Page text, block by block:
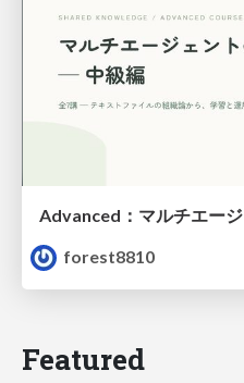
forest8810
Featured